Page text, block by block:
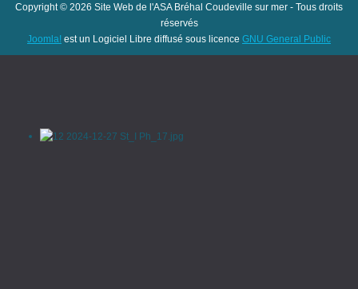
Copyright © 2026 Site Web de l'ASA Bréhal Coudeville sur mer - Tous droits
réservés
Joomla! est un Logiciel Libre diffusé sous licence GNU General Public